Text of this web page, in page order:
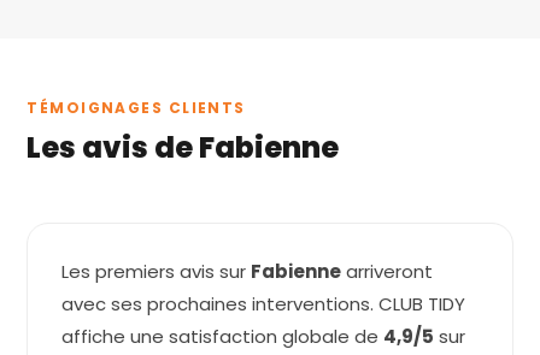
TÉMOIGNAGES CLIENTS
Les avis de Fabienne
Les premiers avis sur Fabiennearriveront
avec ses prochaines interventions. CLUB TIDY
affiche une satisfaction globale de 4,9/5 sur